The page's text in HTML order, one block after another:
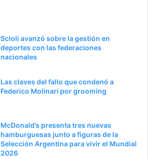
Scioli avanzó sobre la gestión en
deportes con las federaciones
nacionales
Las claves del fallo que condenó a
Federico Molinari por grooming
McDonald’s presenta tres nuevas
hamburguesas junto a figuras de la
Selección Argentina para vivir el Mundial
2026